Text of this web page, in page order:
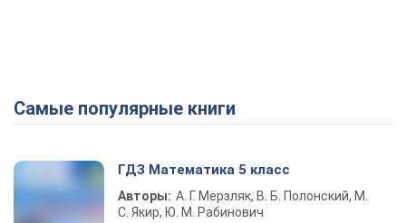
Самые популярные книги
ГДЗ Математика 5 класс
Авторы: А. Г. Мерзляк, В. Б. Полонский, М.
С. Якир, Ю. М. Рабинович